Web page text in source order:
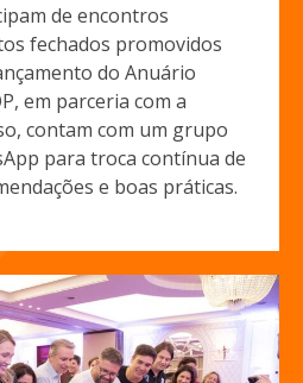
de encontros
fechados promovidos
do Anuário
em parceria com a
contam com um grupo
para troca contínua de
e boas práticas.